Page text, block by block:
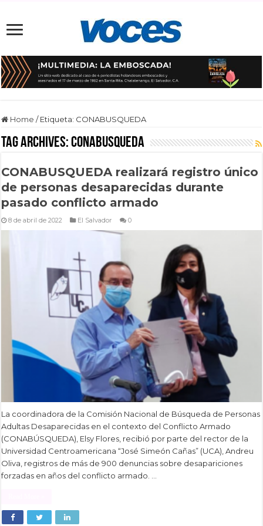
Home / Etiqueta: CONABUSQUEDA
Tag Archives:CONABUSQUEDA
CONABUSQUEDA realizará registro único
de personas desaparecidas durante
pasado conflicto armado
8 de abril de 2022 El Salvador 0
La coordinadora de la Comisión Nacional de Búsqueda de Personas
Adultas Desaparecidas en el contexto del Conflicto Armado
(CONABÚSQUEDA), Elsy Flores, recibió por parte del rector de la
Universidad Centroamericana “José Simeón Cañas” (UCA), Andreu
Oliva, registros de más de 900 denuncias sobre desapariciones
forzadas en años del conflicto armado. …